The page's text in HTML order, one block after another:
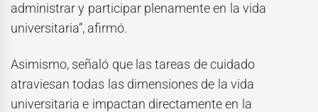
administrar y participar plenamente en la vida
universitaria”, afirmó.
Asimismo, señaló que las tareas de cuidado
atraviesan todas las dimensiones de la vida
universitaria e impactan directamente en la